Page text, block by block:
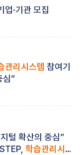
업·기관 모집
관리시스템 참여기
심”
털 확산의 중심”
학습관리시